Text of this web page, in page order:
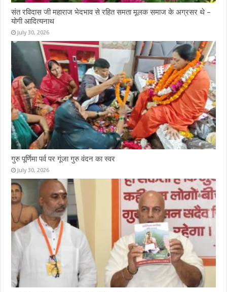
संत रविदास जी महाराज भेदभाव से रहित समता मूलक समाज के अग्रसर थे –
योगी आदित्यनाथ
July 30, 2026
गुरु पूर्णिमा पर्व पर गूंजा गुरु वंदन का स्वर
July 30, 2026